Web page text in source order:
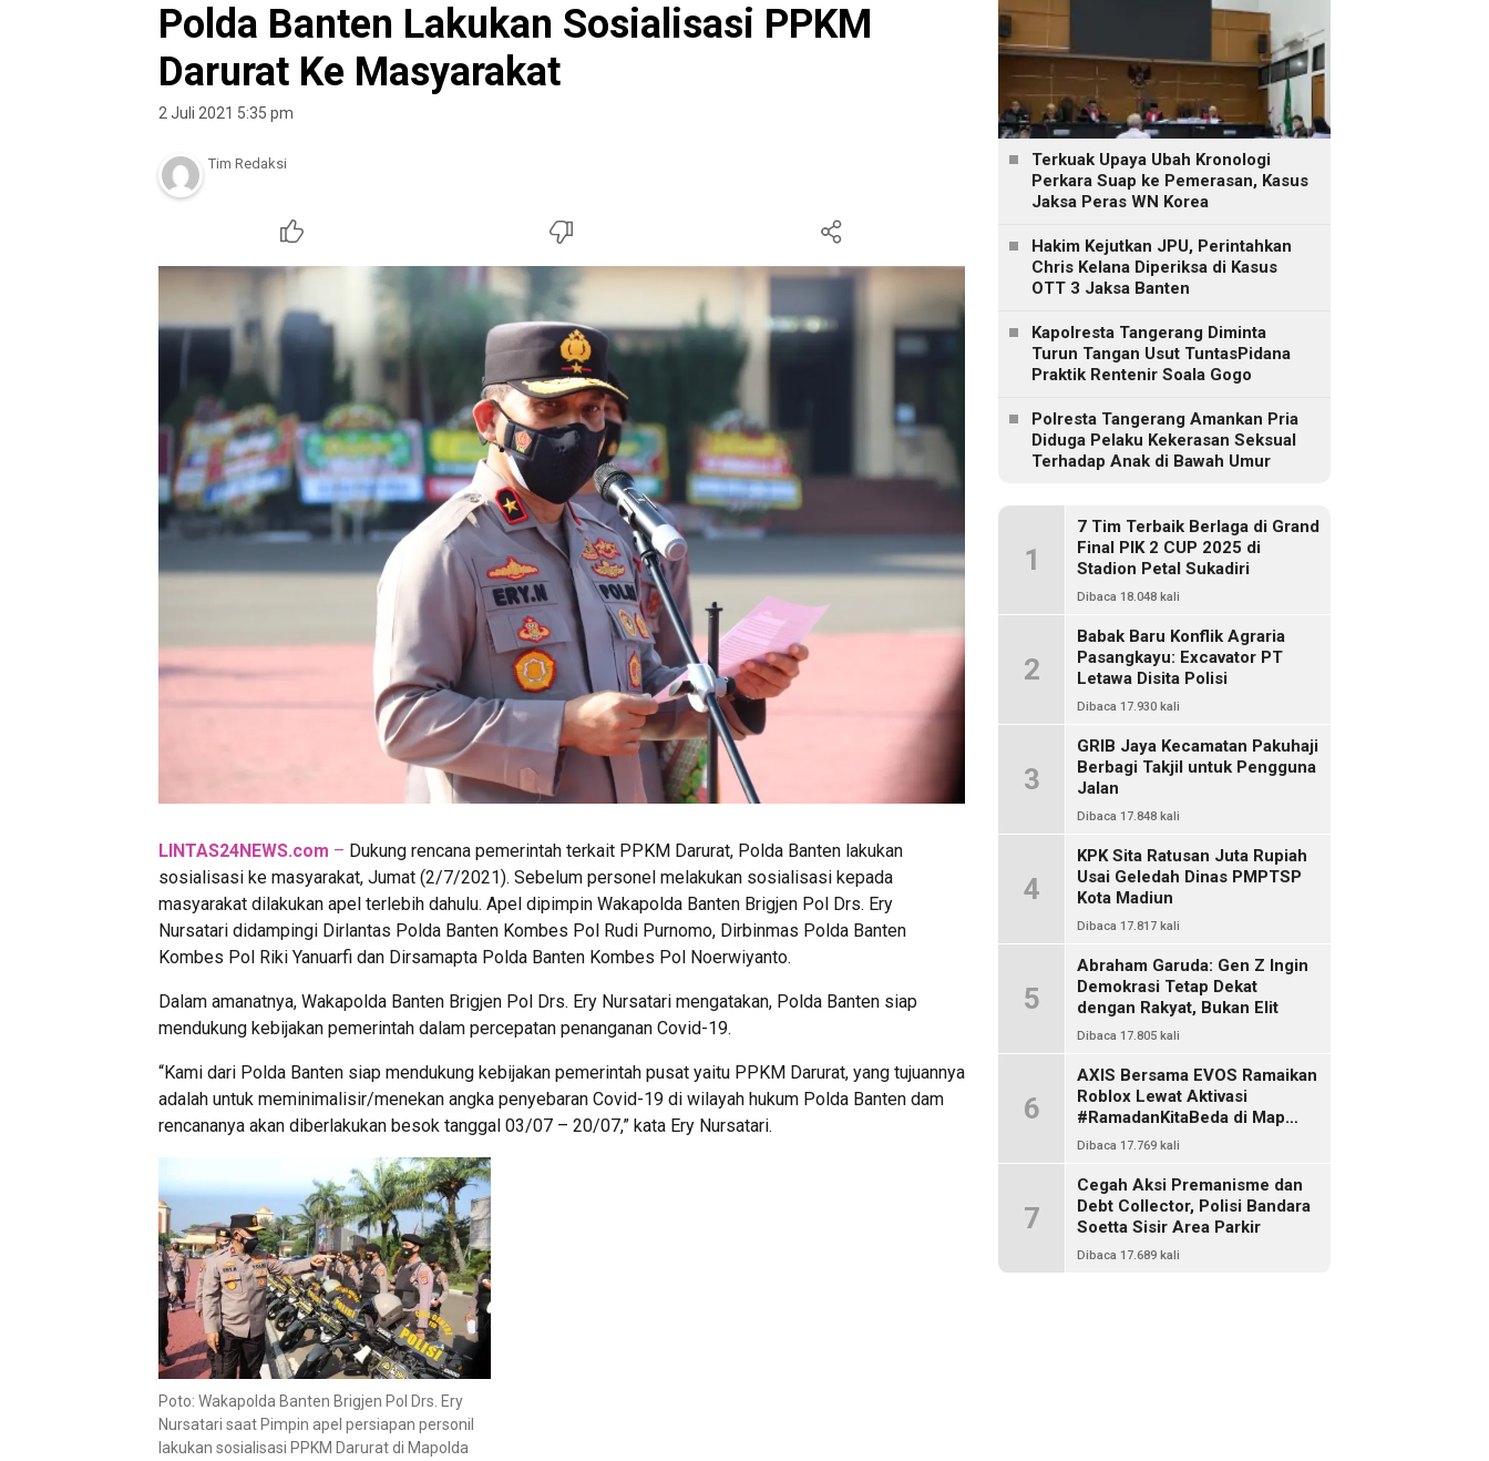
Polda Banten Lakukan Sosialisasi PPKM
Darurat Ke Masyarakat
2 Juli 2021 5:35 pm
Tim Redaksi
LINTAS24NEWS.com – Dukung rencana pemerintah terkait PPKM Darurat, Polda Banten lakukan
sosialisasi ke masyarakat, Jumat (2/7/2021). Sebelum personel melakukan sosialisasi kepada
masyarakat dilakukan apel terlebih dahulu. Apel dipimpin Wakapolda Banten Brigjen Pol Drs. Ery
Nursatari didampingi Dirlantas Polda Banten Kombes Pol Rudi Purnomo, Dirbinmas Polda Banten
Kombes Pol Riki Yanuarfi dan Dirsamapta Polda Banten Kombes Pol Noerwiyanto.
Dalam amanatnya, Wakapolda Banten Brigjen Pol Drs. Ery Nursatari mengatakan, Polda Banten siap
mendukung kebijakan pemerintah dalam percepatan penanganan Covid-19.
“Kami dari Polda Banten siap mendukung kebijakan pemerintah pusat yaitu PPKM Darurat, yang tujuannya
adalah untuk meminimalisir/menekan angka penyebaran Covid-19 di wilayah hukum Polda Banten dam
rencananya akan diberlakukan besok tanggal 03/07 – 20/07,” kata Ery Nursatari.
Poto: Wakapolda Banten Brigjen Pol Drs. Ery
Nursatari saat Pimpin apel persiapan personil
lakukan sosialisasi PPKM Darurat di Mapolda
Terkuak Upaya Ubah Kronologi
Perkara Suap ke Pemerasan, Kasus
Jaksa Peras WN Korea
Hakim Kejutkan JPU, Perintahkan
Chris Kelana Diperiksa di Kasus
OTT 3 Jaksa Banten
Kapolresta Tangerang Diminta
Turun Tangan Usut TuntasPidana
Praktik Rentenir Soala Gogo
Polresta Tangerang Amankan Pria
Diduga Pelaku Kekerasan Seksual
Terhadap Anak di Bawah Umur
1
7 Tim Terbaik Berlaga di Grand
Final PIK 2 CUP 2025 di
Stadion Petal Sukadiri
Dibaca 18.048 kali
2
Babak Baru Konflik Agraria
Pasangkayu: Excavator PT
Letawa Disita Polisi
Dibaca 17.930 kali
3
GRIB Jaya Kecamatan Pakuhaji
Berbagi Takjil untuk Pengguna
Jalan
Dibaca 17.848 kali
4
KPK Sita Ratusan Juta Rupiah
Usai Geledah Dinas PMPTSP
Kota Madiun
Dibaca 17.817 kali
5
Abraham Garuda: Gen Z Ingin
Demokrasi Tetap Dekat
dengan Rakyat, Bukan Elit
Dibaca 17.805 kali
6
AXIS Bersama EVOS Ramaikan
Roblox Lewat Aktivasi
#RamadanKitaBeda di Map
Indo Chat
Dibaca 17.769 kali
7
Cegah Aksi Premanisme dan
Debt Collector, Polisi Bandara
Soetta Sisir Area Parkir
Dibaca 17.689 kali